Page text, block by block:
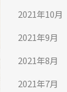
2021年10月
2021年9月
2021年8月
2021年7月